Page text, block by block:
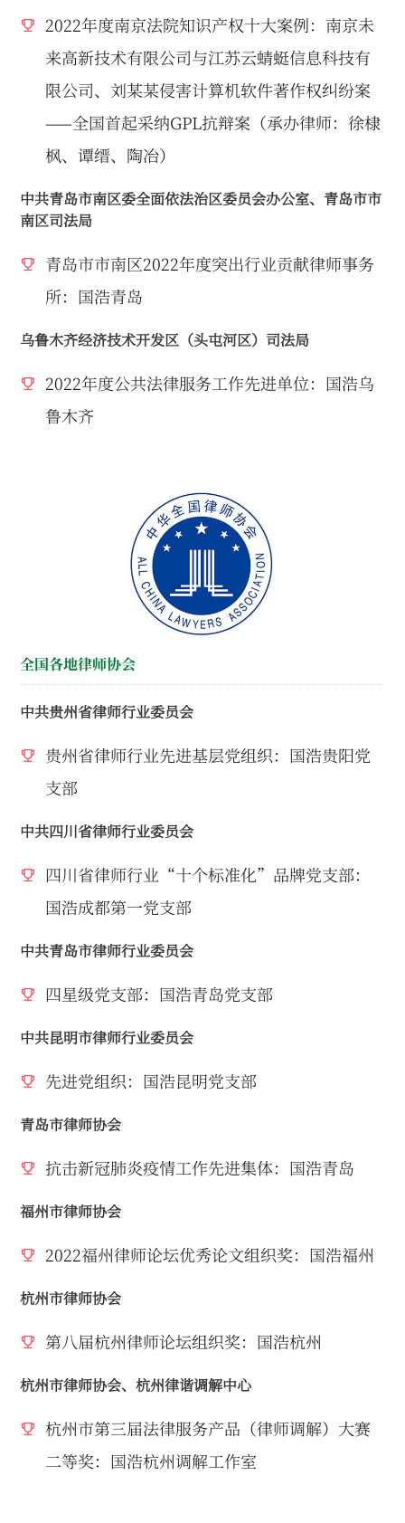
2022年度南京法院知识产权十大案例：南京未
来高新技术有限公司与江苏云蜻蜓信息科技有
限公司、刘某某侵害计算机软件著作权纠纷案
——全国首起采纳GPL抗辩案（承办律师：徐棣
枫、谭缙、陶冶）
中共青岛市南区委全面依法治区委员会办公室、青岛市市
南区司法局
青岛市市南区2022年度突出行业贡献律师事务
所：国浩青岛
乌鲁木齐经济技术开发区（头屯河区）司法局
2022年度公共法律服务工作先进单位：国浩乌
鲁木齐
全国各地律师协会
中共贵州省律师行业委员会
贵州省律师行业先进基层党组织：国浩贵阳党
支部
中共四川省律师行业委员会
四川省律师行业“十个标准化”品牌党支部：
国浩成都第一党支部
中共青岛市律师行业委员会
四星级党支部：国浩青岛党支部
中共昆明市律师行业委员会
先进党组织：国浩昆明党支部
青岛市律师协会
抗击新冠肺炎疫情工作先进集体：国浩青岛
福州市律师协会
2022福州律师论坛优秀论文组织奖：国浩福州
杭州市律师协会
第八届杭州律师论坛组织奖：国浩杭州
杭州市律师协会、杭州律谐调解中心
杭州市第三届法律服务产品（律师调解）大赛
二等奖：国浩杭州调解工作室